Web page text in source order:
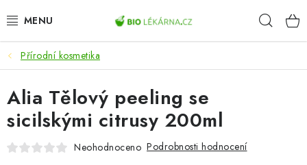
na
AKCE
DOPLŇKY STRAVY
PŘÍRODNÍ KOSMETIKA
Přírodní kosmetika
Alia Tělový peeling se
sicilskými citrusy 200ml
Neohodnoceno Podrobnosti hodnocení